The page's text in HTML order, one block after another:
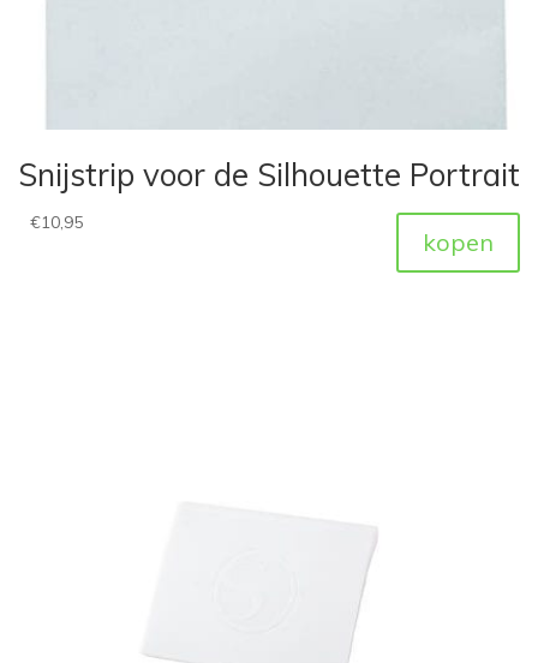
Snijstrip voor de Silhouette Portrait
€10,95
kopen